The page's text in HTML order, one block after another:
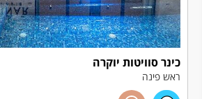
כינר סוויטות יוקרה
ראש פינה